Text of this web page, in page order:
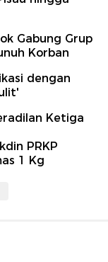
Gabung Grup
Korban
dengan
Ketiga
PRKP
1 Kg